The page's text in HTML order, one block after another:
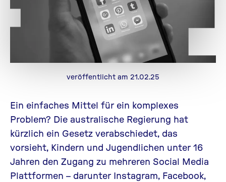
veröffentlicht am 21.02.25
Ein einfaches Mittel für ein komplexes
Problem? Die australische Regierung hat
kürzlich ein Gesetz verabschiedet, das
vorsieht, Kindern und Jugendlichen unter 16
Jahren den Zugang zu mehreren Social Media
Plattformen – darunter Instagram, Facebook,